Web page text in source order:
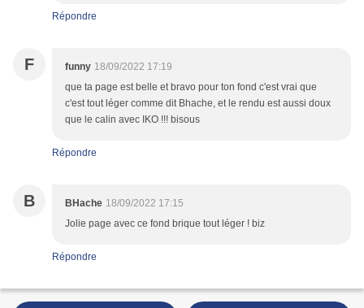
Répondre
F funny 18/09/2022 17:19
que ta page est belle et bravo pour ton fond c'est vrai que
c'est tout léger comme dit Bhache, et le rendu est aussi doux
que le calin avec IKO !!! bisous
Répondre
B BHache 18/09/2022 17:15
Jolie page avec ce fond brique tout léger ! biz
Répondre